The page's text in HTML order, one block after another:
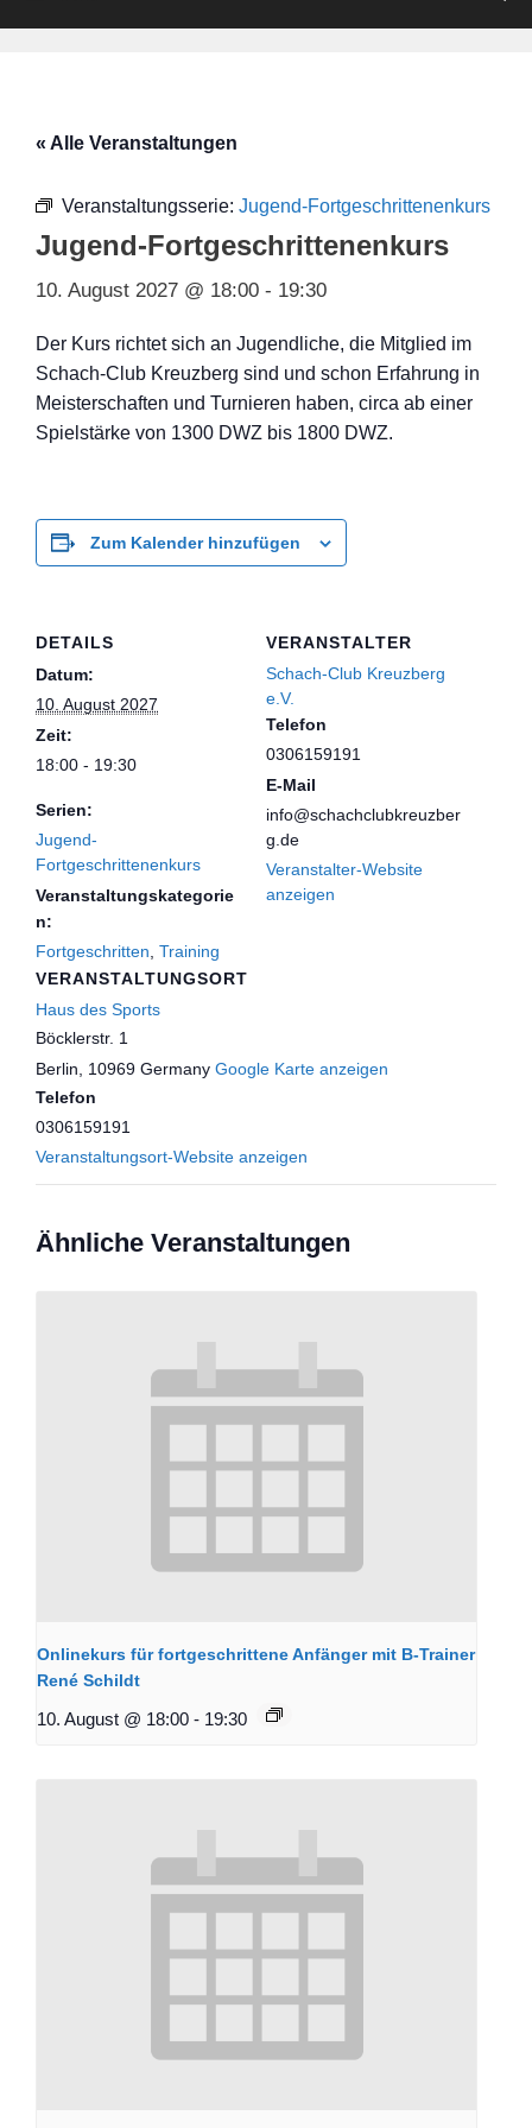
« Alle Veranstaltungen
Veranstaltungsserie: Jugend-Fortgeschrittenenkurs
Jugend-Fortgeschrittenenkurs
10. August 2027 @ 18:00 - 19:30
Der Kurs richtet sich an Jugendliche, die Mitglied im
Schach-Club Kreuzberg sind und schon Erfahrung in
Meisterschaften und Turnieren haben, circa ab einer
Spielstärke von 1300 DWZ bis 1800 DWZ.
Zum Kalender hinzufügen
DETAILS
Datum:
10. August 2027
Zeit:
18:00 - 19:30
Serien:
Jugend-
Fortgeschrittenenkurs
Veranstaltungskategorie
n:
Fortgeschritten Training
VERANSTALTUNGSORT
Haus des Sports
Böcklerstr. 1
Berlin
10969 Germany Google Karte anzeigen
Telefon
0306159191
Veranstaltungsort-Website anzeigen
VERANSTALTER
Schach-Club Kreuzberg
e.V.
Telefon
0306159191
E-Mail
info@schachclubkreuzber
g.de
Veranstalter-Website
anzeigen
Ähnliche Veranstaltungen
Onlinekurs für fortgeschrittene Anfänger mit B-Trainer
René Schildt
10. August @ 18:00 - 19:30